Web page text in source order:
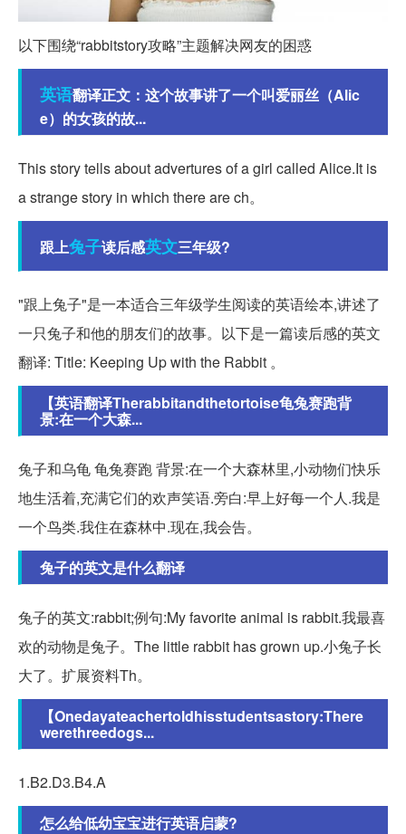
以下围绕“rabbitstory攻略”主题解决网友的困惑
英语翻译正文：这个故事讲了一个叫爱丽丝（Alic
e）的女孩的故...
This story tells about advertures of a girl called Alice.It is
a strange story in which there are ch。
跟上兔子读后感英文三年级?
"跟上兔子"是一本适合三年级学生阅读的英语绘本,讲述了
一只兔子和他的朋友们的故事。以下是一篇读后感的英文
翻译: Title: Keeping Up with the Rabbit 。
【英语翻译Therabbitandthetortoise龟兔赛跑背
景:在一个大森...
兔子和乌龟 龟兔赛跑 背景:在一个大森林里,小动物们快乐
地生活着,充满它们的欢声笑语.旁白:早上好每一个人.我是
一个鸟类.我住在森林中.现在,我会告。
兔子的英文是什么翻译
兔子的英文:rabbit;例句:My favorite animal is rabbit.我最喜
欢的动物是兔子。The little rabbit has grown up.小兔子长
大了。扩展资料Th。
【Onedayateachertoldhisstudentsastory:There
werethreedogs...
1.B2.D3.B4.A
怎么给低幼宝宝进行英语启蒙?